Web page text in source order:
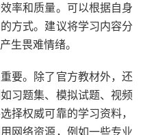
率和质量。可以根据自身
方式。建议将学习内容分
生畏难情绪。
要。除了官方教材外，还
习题集、模拟试题、视频
择权威可靠的学习资料，
网络资源，例如一些专业